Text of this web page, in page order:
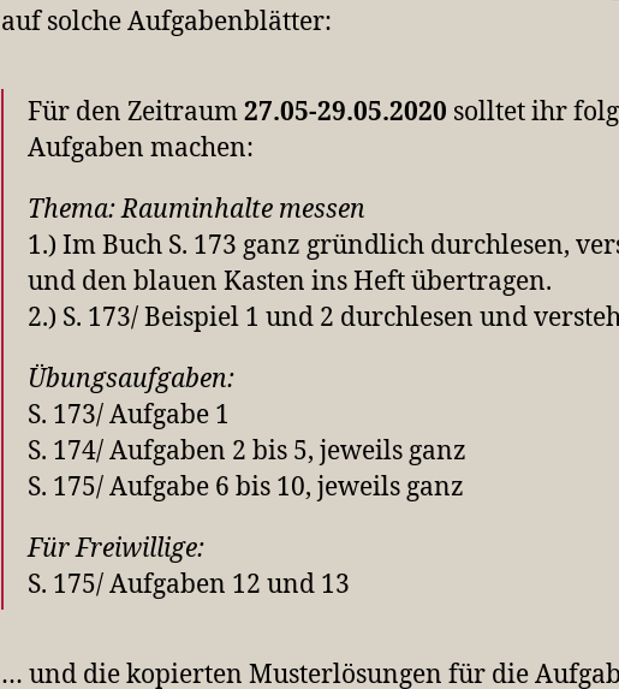
auf solche Aufgabenblätter:
Für den Zeitraum27.05-29.05.2020 solltet ihr
Aufgaben machen:
Thema: Rauminhalte messen
1.) Im Buch S. 173 ganz gründlich durchlesen,
und den blauen Kasten ins Heft übertragen.
2.) S. 173/ Beispiel 1 und 2 durchlesen und
Übungsaufgaben:
S. 173/ Aufgabe 1
S. 174/ Aufgaben 2 bis 5, jeweils ganz
S. 175/ Aufgabe 6 bis 10, jeweils ganz
Für Freiwillige:
S. 175/ Aufgaben 12 und 13
… und die kopierten Musterlösungen für die